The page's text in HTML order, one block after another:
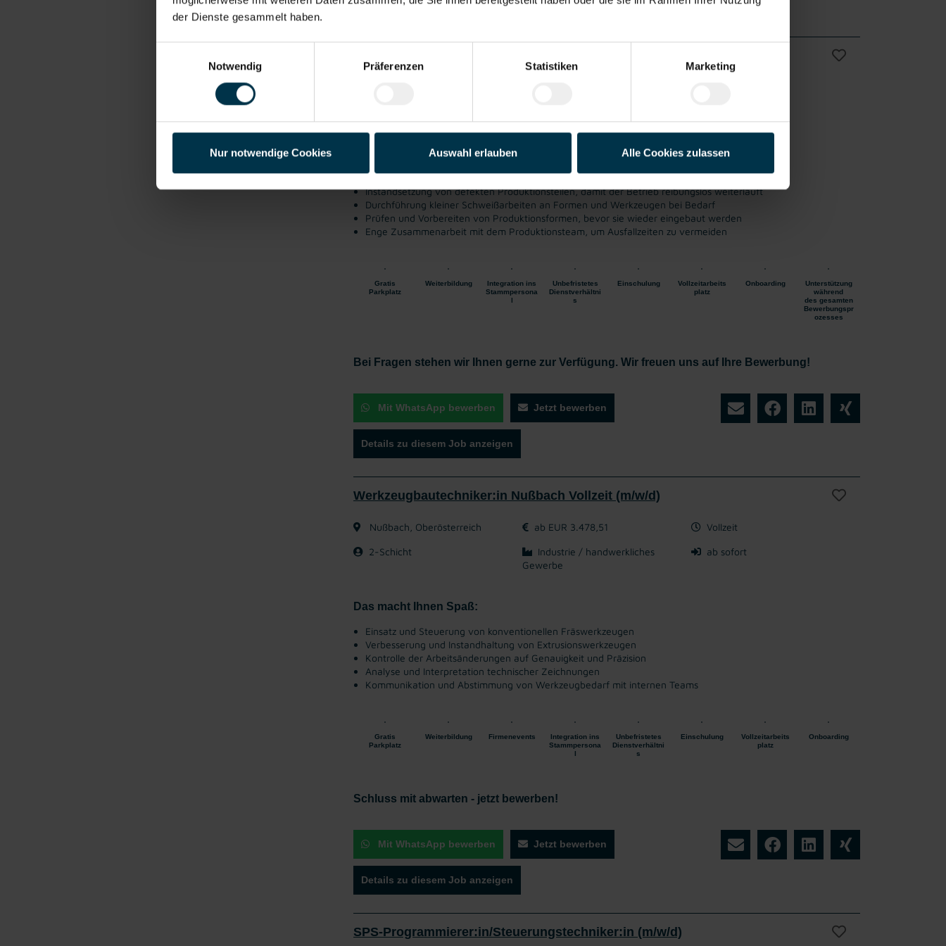
der Dienste gesammelt haben.
Notwendig
Präferenzen Statistiken Marketing
Nur notwendige Cookies Auswahl erlauben Alle Cookies zulassen
Details zu diesem Job anzeigen
Gewerbe
Instandsetzung von defekten Produktionsteilen, damit der Betrieb reibungslos weiterläuft
Durchführung kleiner Schweißarbeiten an Formen und Werkzeugen bei Bedarf
Prüfen und Vorbereiten von Produktionsformen, bevor sie wieder eingebaut werden
Enge Zusammenarbeit mit dem Produktionsteam, um Ausfallzeiten zu vermeiden
Gratis
Parkplatz
Weiterbildung
Integration ins
Stammpersona
l
Unbefristetes
Dienstverhältni
s
Einschulung
Vollzeitarbeits
platz
Onboarding
Unterstützung
während
des gesamten
Bewerbungspr
ozesses
Bei Fragen stehen wir Ihnen gerne zur Verfügung. Wir freuen uns auf Ihre Bewerbung!
Mit WhatsApp bewerben Jetzt bewerben
Details zu diesem Job anzeigen
Werkzeugbautechniker:in Nußbach Vollzeit (m/w/d)
Nußbach, Oberösterreich ab EUR 3.478,51 Vollzeit
2-Schicht
Industrie / handwerkliches
Gewerbe
ab sofort
Das macht Ihnen Spaß:
Einsatz und Steuerung von konventionellen Fräswerkzeugen
Verbesserung und Instandhaltung von Extrusionswerkzeugen
Kontrolle der Arbeitsänderungen auf Genauigkeit und Präzision
Analyse und Interpretation technischer Zeichnungen
Kommunikation und Abstimmung von Werkzeugbedarf mit internen Teams
Gratis
Parkplatz
Weiterbildung Firmenevents
Integration ins
Stammpersona
l
Unbefristetes
Dienstverhältni
s
Einschulung
Vollzeitarbeits
platz
Onboarding
Schluss mit abwarten - jetzt bewerben!
Mit WhatsApp bewerben Jetzt bewerben
Details zu diesem Job anzeigen
SPS-Programmierer:in/Steuerungstechniker:in (m/w/d)